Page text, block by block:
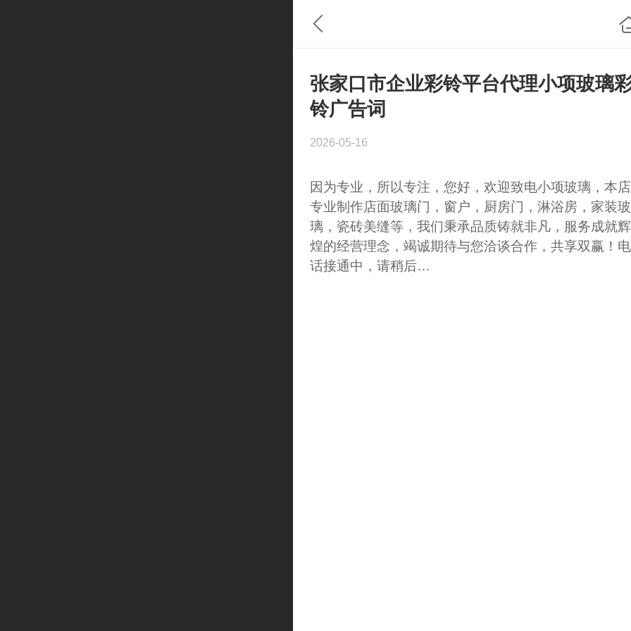
张家口市企业彩铃平台代理小项玻璃
铃广告词
2026-05-16
因为专业，所以专注，您好，欢迎致电小项玻璃，本店
专业制作店面玻璃门，窗户，厨房门，淋浴房，家装玻
璃，瓷砖美缝等，我们秉承品质铸就非凡，服务成就辉
煌的经营理念，竭诚期待与您洽谈合作，共享双赢！电
话接通中，请稍后…